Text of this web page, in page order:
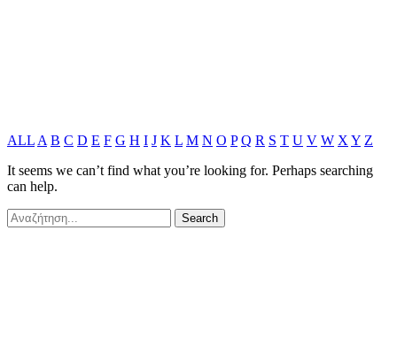
ALL A B C D E F G H I J K L M N O P Q R S T U V W X Y Z
It seems we can’t find what you’re looking for. Perhaps searching
can help.